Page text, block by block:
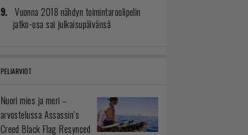
Vuonna 2018 nähdyn toimintaroolipelin
jatko-osa sai julkaisupäivänsä
PELIARVIOT
Nuori mies ja meri –
arvostelussa Assassin’s
Creed Black Flag Resynced